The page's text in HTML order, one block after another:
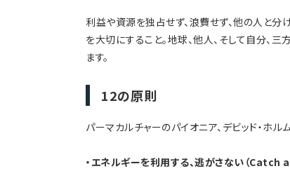
利益や資源を独占せず、浪費せず、他の人と分
を大切にすること。地球、他人、そして自分、
ます。
12の原則
パーマカルチャーのパイオニア、デビッド・ホル
・エネルギーを利用する、逃がさない（